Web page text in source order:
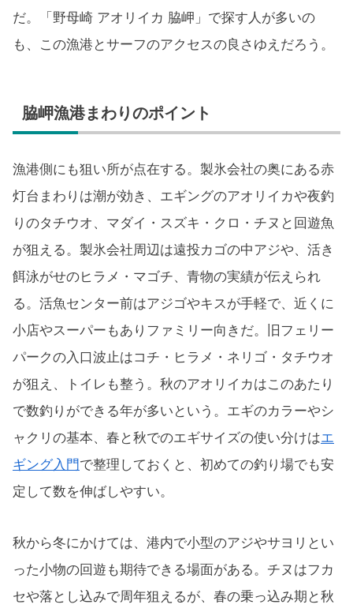
だ。「野母崎 アオリイカ 脇岬」で探す人が多いの
も、この漁港とサーフのアクセスの良さゆえだろう。
脇岬漁港まわりのポイント
漁港側にも狙い所が点在する。製氷会社の奥にある赤
灯台まわりは潮が効き、エギングのアオリイカや夜釣
りのタチウオ、マダイ・スズキ・クロ・チヌと回遊魚
が狙える。製氷会社周辺は遠投カゴの中アジや、活き
餌泳がせのヒラメ・マゴチ、青物の実績が伝えられ
る。活魚センター前はアジゴやキスが手軽で、近くに
小店やスーパーもありファミリー向きだ。旧フェリー
パークの入口波止はコチ・ヒラメ・ネリゴ・タチウオ
が狙え、トイレも整う。秋のアオリイカはこのあたり
で数釣りができる年が多いという。エギのカラーやシ
ャクリの基本、春と秋でのエギサイズの使い分けはエ
ギング入門で整理しておくと、初めての釣り場でも安
定して数を伸ばしやすい。
秋から冬にかけては、港内で小型のアジやサヨリとい
った小物の回遊も期待できる場面がある。チヌはフカ
セや落とし込みで周年狙えるが、春の乗っ込み期と秋